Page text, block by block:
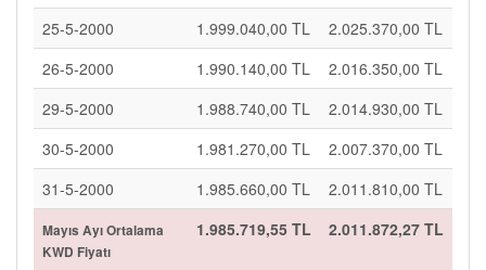
25-5-2000
1.999.040,00 TL
2.025.370,00 TL
26-5-2000
1.990.140,00 TL
2.016.350,00 TL
29-5-2000
1.988.740,00 TL
2.014.930,00 TL
30-5-2000
1.981.270,00 TL
2.007.370,00 TL
31-5-2000
1.985.660,00 TL 2.011.810,00 TL
Mayıs Ayı Ortalama
KWD Fiyatı
1.985.719,55 TL 2.011.872,27 TL